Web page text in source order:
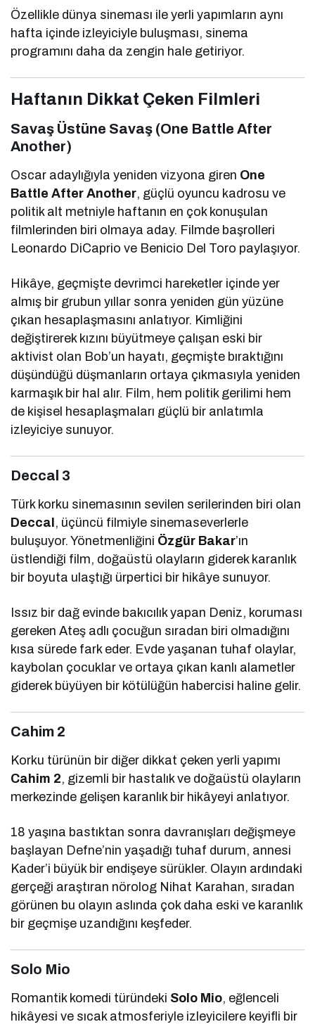
Özellikle dünya sineması ile yerli yapımların aynı
hafta içinde izleyiciyle buluşması, sinema
programını daha da zengin hale getiriyor.
Haftanın Dikkat Çeken Filmleri
Savaş Üstüne Savaş (One Battle After
Another)
Oscar adaylığıyla yeniden vizyona giren One
Battle After Another, güçlü oyuncu kadrosu ve
politik alt metniyle haftanın en çok konuşulan
filmlerinden biri olmaya aday. Filmde başrolleri
Leonardo DiCaprio ve Benicio Del Toro paylaşıyor.
Hikâye, geçmişte devrimci hareketler içinde yer
almış bir grubun yıllar sonra yeniden gün yüzüne
çıkan hesaplaşmasını anlatıyor. Kimliğini
değiştirerek kızını büyütmeye çalışan eski bir
aktivist olan Bob’un hayatı, geçmişte bıraktığını
düşündüğü düşmanların ortaya çıkmasıyla yeniden
karmaşık bir hal alır. Film, hem politik gerilimi hem
de kişisel hesaplaşmaları güçlü bir anlatımla
izleyiciye sunuyor.
Deccal 3
Türk korku sinemasının sevilen serilerinden biri olan
Deccal, üçüncü filmiyle sinemaseverlerle
buluşuyor. Yönetmenliğini Özgür Bakar’ın
üstlendiği film, doğaüstü olayların giderek karanlık
bir boyuta ulaştığı ürpertici bir hikâye sunuyor.
Issız bir dağ evinde bakıcılık yapan Deniz, koruması
gereken Ateş adlı çocuğun sıradan biri olmadığını
kısa sürede fark eder. Evde yaşanan tuhaf olaylar,
kaybolan çocuklar ve ortaya çıkan kanlı alametler
giderek büyüyen bir kötülüğün habercisi haline gelir.
Cahim 2
Korku türünün bir diğer dikkat çeken yerli yapımı
Cahim 2, gizemli bir hastalık ve doğaüstü olayların
merkezinde gelişen karanlık bir hikâyeyi anlatıyor.
18 yaşına bastıktan sonra davranışları değişmeye
başlayan Defne’nin yaşadığı tuhaf durum, annesi
Kader’i büyük bir endişeye sürükler. Olayın ardındaki
gerçeği araştıran nörolog Nihat Karahan, sıradan
görünen bu olayın aslında çok daha eski ve karanlık
bir geçmişe uzandığını keşfeder.
Solo Mio
Romantik komedi türündeki Solo Mio, eğlenceli
hikâyesi ve sıcak atmosferiyle izleyicilere keyifli bir